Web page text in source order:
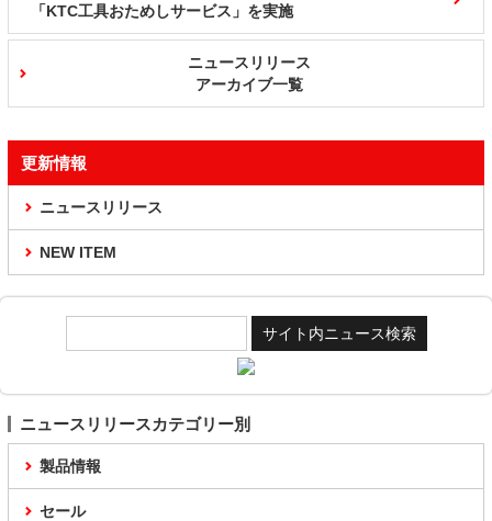
ニュースリリース
アーカイブ一覧
「KTC工具おためしサービス」を実施
更新情報
ニュースリリース
NEW ITEM
ニュースリリースカテゴリー別
製品情報
セール